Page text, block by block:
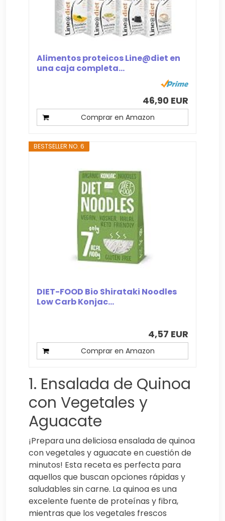
Alimentos proteicos Line@diet en
una caja completa...
46,90 EUR
Comprar en Amazon
BESTSELLER NO. 6
DIET-FOOD Bio Shirataki Noodles
Low Carb Konjac...
4,57 EUR
Comprar en Amazon
1. Ensalada de Quinoa
con Vegetales y
Aguacate
¡Prepara una deliciosa ensalada de quinoa
con vegetales y aguacate en cuestión de
minutos! Esta receta es perfecta para
aquellos que buscan opciones rápidas y
saludables sin carne. La quinoa es una
excelente fuente de proteínas y fibra,
mientras que los vegetales frescos